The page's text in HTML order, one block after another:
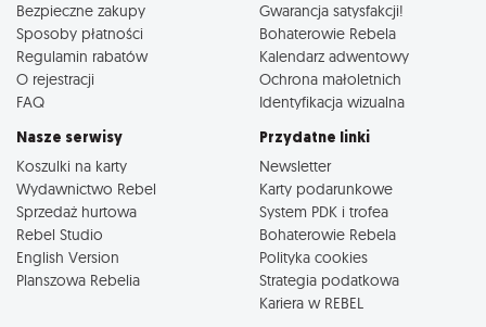
Bezpieczne zakupy
Sposoby płatności
Regulamin rabatów
O rejestracji
FAQ
Gwarancja satysfakcji!
Bohaterowie Rebela
Kalendarz adwentowy
Ochrona małoletnich
Identyfikacja wizualna
Nasze serwisy
Koszulki na karty
Wydawnictwo Rebel
Sprzedaż hurtowa
Rebel Studio
English Version
Planszowa Rebelia
Przydatne linki
Newsletter
Karty podarunkowe
System PDK i trofea
Bohaterowie Rebela
Polityka cookies
Strategia podatkowa
Kariera w REBEL